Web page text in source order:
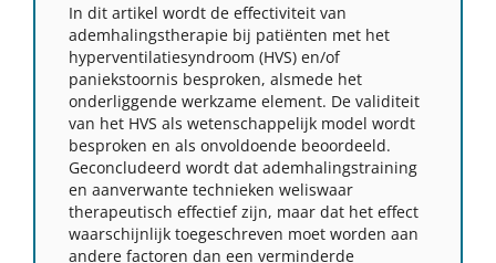
In dit artikel wordt de effectiviteit van
ademhalingstherapie bij patiënten met het
hyperventilatiesyndroom (HVS) en/of
paniekstoornis besproken, alsmede het
onderliggende werkzame element. De validiteit
van het HVS als wetenschappelijk model wordt
besproken en als onvoldoende beoordeeld.
Geconcludeerd wordt dat ademhalingstraining
en aanverwante technieken weliswaar
therapeutisch effectief zijn, maar dat het effect
waarschijnlijk toegeschreven moet worden aan
andere factoren dan een verminderde